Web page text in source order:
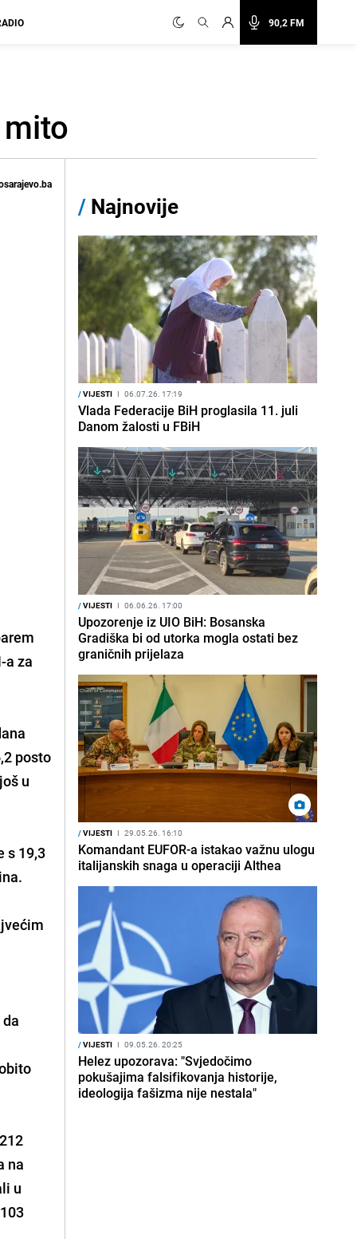
90,2 FM
a za
posto
u
s 19,3
na
u
/ Najnovije
/VIJESTI I 06.07.26. 17:19
Vlada Federacije BiH proglasila 11. juli
Danom žalosti u FBiH
/VIJESTI I 06.06.26. 17:00
Upozorenje iz UIO BiH: Bosanska
Gradiška bi od utorka mogla ostati bez
graničnih prijelaza
/VIJESTI I 29.05.26. 16:10
Komandant EUFOR-a istakao važnu ulogu
italijanskih snaga u operaciji Althea
/VIJESTI I 09.05.26. 20:25
Helez upozorava: "Svjedočimo
pokušajima falsifikovanja historije,
ideologija fašizma nije nestala"